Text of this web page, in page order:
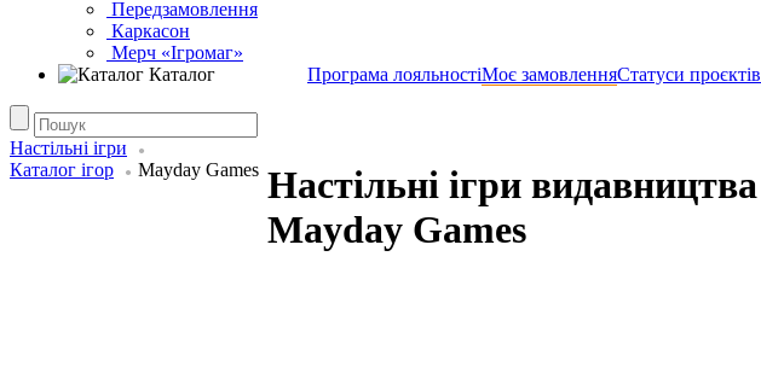
Передзамовлення
Каркасон
Мерч «Ігромаг»
Каталог
Програма лояльностіМоє замовленняСтатуси проєктів
Настільні ігри
Каталог ігор
Mayday Games Настільні ігри видавництва
Mayday Games